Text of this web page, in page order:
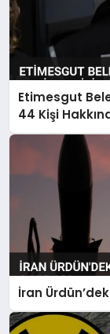
Etimesgut
44 Kişi
İran